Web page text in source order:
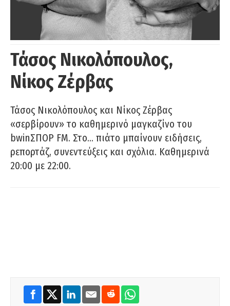
Τάσος Νικολόπουλος,
Νίκος Ζέρβας
Τάσος Νικολόπουλος και Νίκος Ζέρβας
«σερβίρουν» το καθημερινό μαγκαζίνο του
bwinΣΠΟΡ FM. Στο… πιάτο μπαίνουν ειδήσεις,
ρεπορτάζ, συνεντεύξεις και σχόλια. Καθημερινά
20:00 με 22:00.